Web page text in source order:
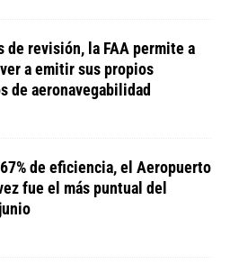
de revisión, la FAA permite a
a emitir sus propios
de aeronavegabilidad
de eficiencia, el Aeropuerto
fue el más puntual del